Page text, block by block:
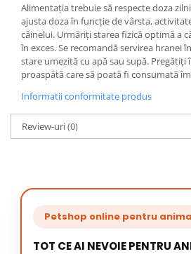
Alimentaţia trebuie să respecte doza
ajusta doza în funcţie de vârsta,
câinelui. Urmăriţi starea fizică optimă a
în exces. Se recomandă servirea hranei
stare umezită cu apă sau supă.
proaspătă care să poată fi consumată
Informatii conformitate produs
Review-uri(0)
Petshop online pentru
TOT CE AI NEVOIE PENTRU